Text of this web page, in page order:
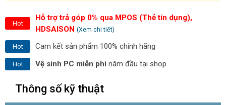
Hot
Hỗ trợ trả góp 0% qua MPOS (Thẻ tín dụng),
HDSAISON (Xem chi tiết)
Hot Cam kết sản phẩm 100% chính hãng
Hot Vệ sinh PC miễn phínăm đầu tại shop
Thông số kỹ thuật